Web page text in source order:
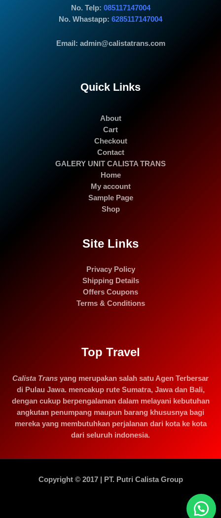
No. Telp: 085117147004
No. Whastapp: 6285117147004
Email: admin@calistatrans.com
Quick Links
About
Cart
Checkout
Contact
GALERY UNIT CALISTA TRANS
Home
My account
Sample Page
Shop
Site Links
Privacy Policy
Shipping Details
Offers Coupons
Terms & Conditions
Top Travel
Calista Trans yang merupakan salah satu Agen Terbersar
di Pulau Jawa. mencakup rute Sumatra, Jawa dan Bali,
dengan cukup berpengalaman dalam melayani kebutuhan
angkutan penumpang maupun barang khususnya bagi
mereka yang membutuhkan perjalanan dari kota ke kota
dari seluruh indonesia.
Copyright © 2017 | PT. Putri Calista Group